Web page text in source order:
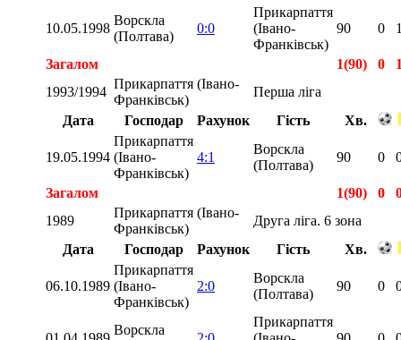
10.05.1998
Ворскла
(Полтава)
0:0
Прикарпаття
(Івано-
Франківськ)
90 0
Загалом 1(90) 0
1993/1994
Прикарпаття (Івано-
Франківськ)
Перша ліга
Дата
Господар Рахунок Гість Хв.
19.05.1994
Прикарпаття
(Івано-
Франківськ)
4:1
Ворскла
(Полтава)
90 0
Загалом 1(90) 0
1989
Прикарпаття (Івано-
Франківськ)
Друга ліга. 6 зона
Дата
Господар Рахунок Гість Хв.
06.10.1989
Прикарпаття
(Івано-
Франківськ)
2:0
Ворскла
(Полтава)
90 0
Ворскла
Прикарпаття